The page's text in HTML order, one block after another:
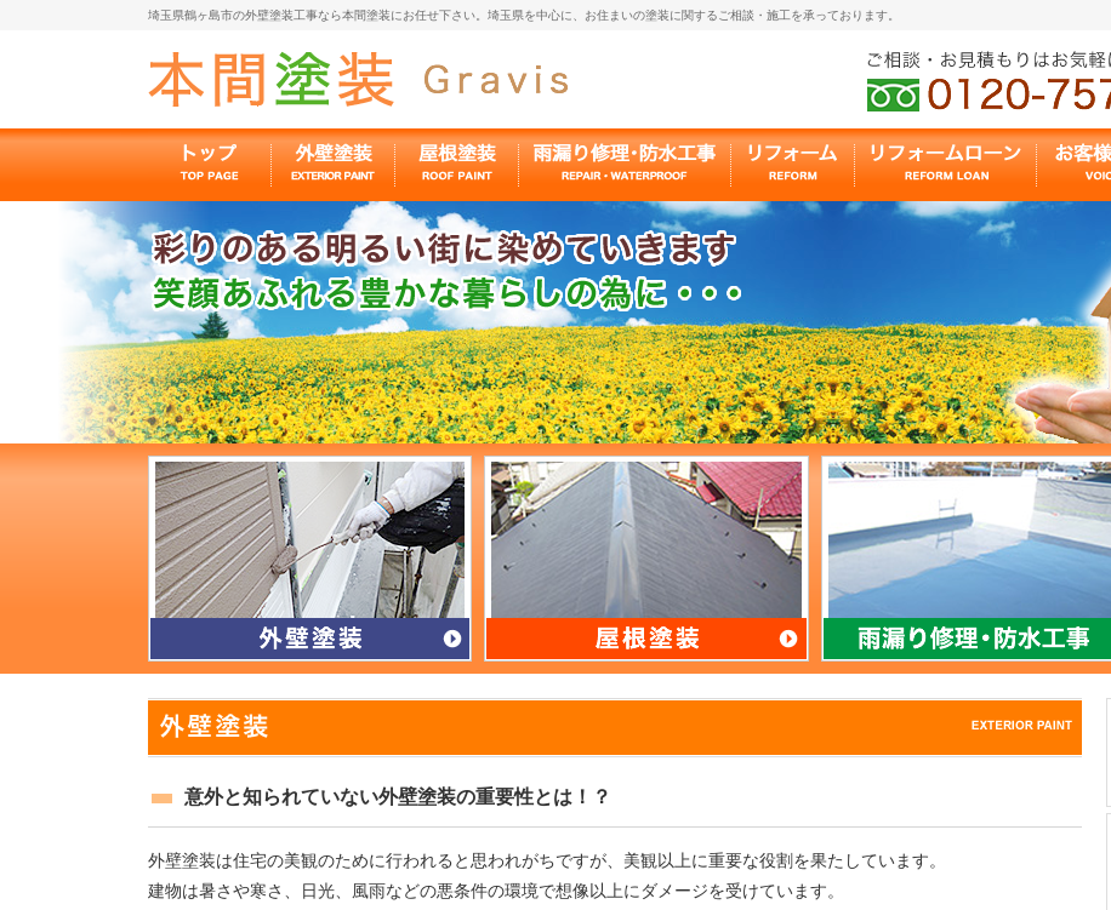
埼玉県鶴ヶ島市の外壁塗装工事なら本間塗装にお任せ下さい。埼玉県を中心に、お住まいの塗装に関するご相談・施工を承っております。
意外と知られていない外壁塗装の重要性とは！？
外壁塗装は住宅の美観のために行われると思われがちですが、美観以上に重要な役割を果たしています。
建物は暑さや寒さ、日光、風雨などの悪条件の環境で想像以上にダメージを受けています。